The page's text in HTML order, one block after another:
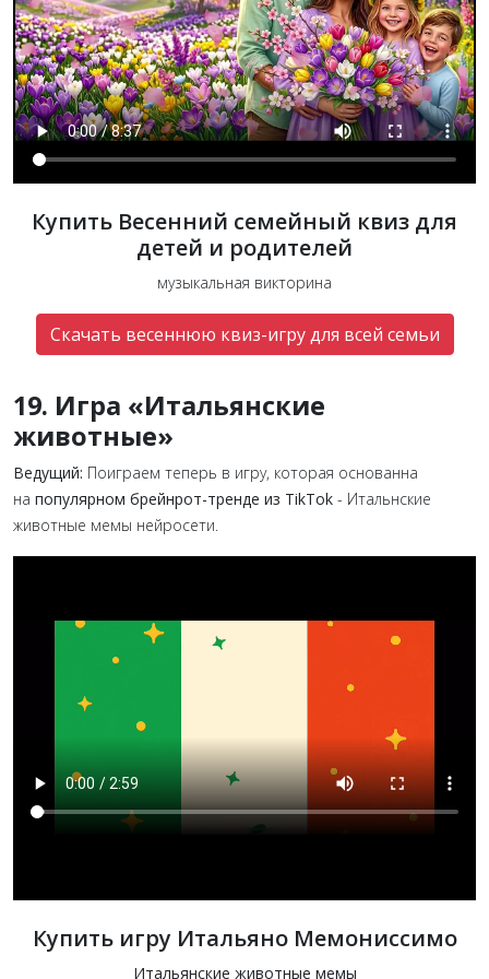
Купить Весенний семейный квиз для
детей и родителей
музыкальная викторина
Скачать весеннюю квиз-игру для всей семьи
19. Игра «Итальянские
животные»
Ведущий: Поиграем теперь в игру, которая основанна
на популярном брейнрот-тренде из TikTok - Итальнские
животные мемы нейросети.
Купить игру Итальяно Мемониссимо
Итальянские животные мемы